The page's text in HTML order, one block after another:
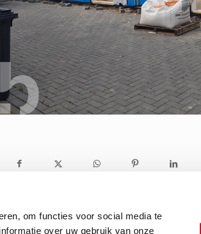
om functies voor social media te
over uw gebruik van onze